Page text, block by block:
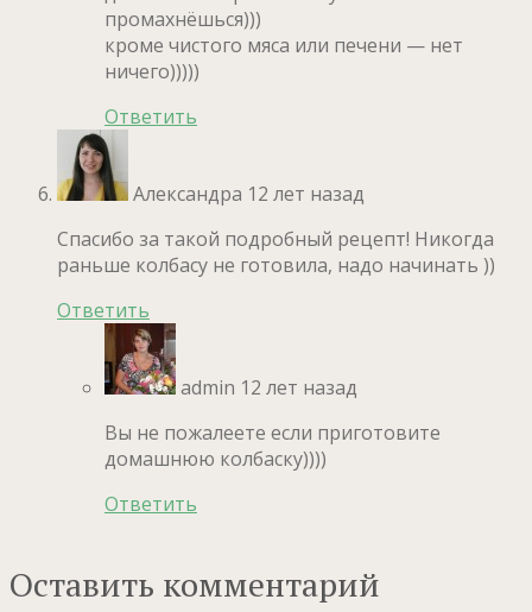
промахнёшься)))
кроме чистого мяса или печени — нет
ничего)))))
Ответить
Александра 12 лет назад
Спасибо за такой подробный рецепт! Никогда
раньше колбасу не готовила, надо начинать ))
Ответить
admin 12 лет назад
Вы не пожалеете если приготовите
домашнюю колбаску))))
Ответить
Оставить комментарий